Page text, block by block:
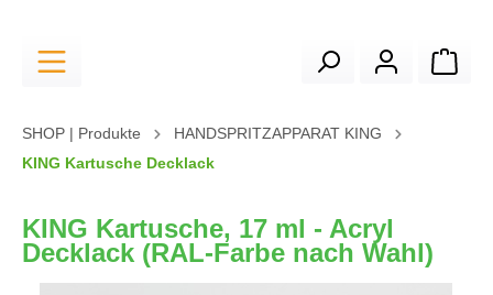
SHOP | Produkte
HANDSPRITZAPPARAT KING
KING Kartusche Decklack
KING Kartusche, 17 ml - Acryl
Decklack (RAL-Farbe nach Wahl)